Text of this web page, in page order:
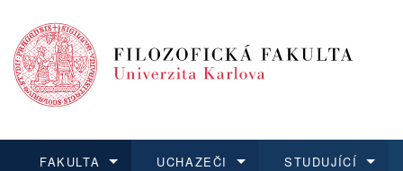
FAKULTA UCHAZEČI STUDUJÍCÍ